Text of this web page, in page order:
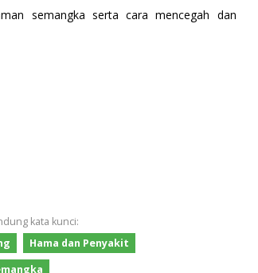
semangka serta cara mencegah dan
kata kunci:
Hama dan Penyakit